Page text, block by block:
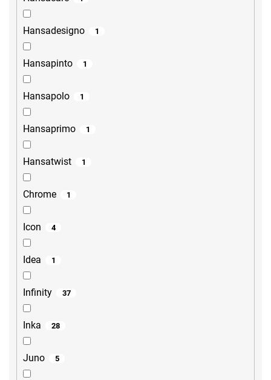
Hansadesigno 1
Hansapinto 1
Hansapolo 1
Hansaprimo 1
Hansatwist 1
Chrome 1
Icon 4
Idea 1
Infinity 37
Inka 28
Juno 5